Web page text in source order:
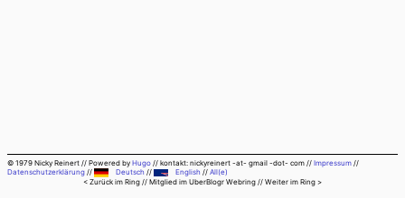
© 1979 Nicky Reinert // Powered by Hugo // kontakt: nickyreinert -at- gmail -dot- com // Impressum //
Datenschutzerklärung // Deutsch // English // All(e)
< Zurück im Ring // Mitglied im UberBlogr Webring // Weiter im Ring >